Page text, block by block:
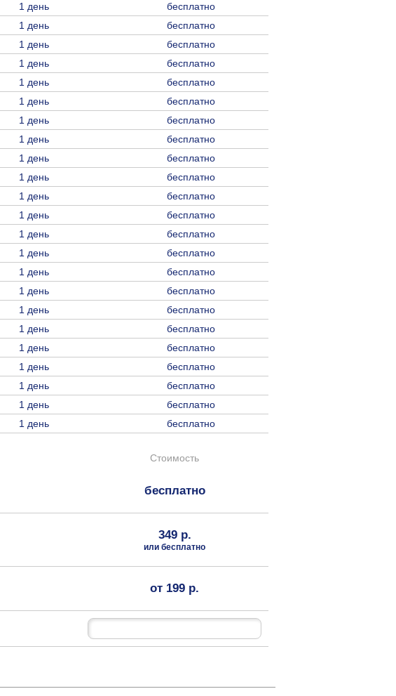
1 день
бесплатно
1 день
бесплатно
1 день
бесплатно
1 день
бесплатно
1 день
бесплатно
1 день
бесплатно
1 день
бесплатно
1 день
бесплатно
1 день
бесплатно
1 день
бесплатно
1 день
бесплатно
1 день
бесплатно
1 день
бесплатно
1 день
бесплатно
1 день
бесплатно
1 день
бесплатно
1 день
бесплатно
1 день
бесплатно
1 день
бесплатно
1 день
бесплатно
1 день
бесплатно
1 день
бесплатно
1 день бесплатно
Стоимость
бесплатно
349 р.
или бесплатно
от 199 р.